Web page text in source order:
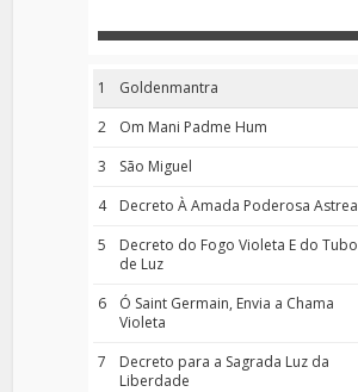
1
Goldenmantra
2
Om Mani Padme Hum
3
São Miguel
4
Decreto À Amada Poderosa Astrea
5
Decreto do Fogo Violeta E do Tubo
de Luz
6
Ó Saint Germain, Envia a Chama
Violeta
7
Decreto para a Sagrada Luz da
Liberdade